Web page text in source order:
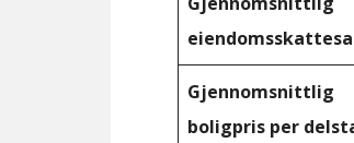
Gjennomsnittlig
boligpris per